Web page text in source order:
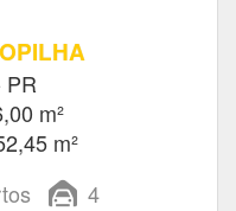
PR
m²
m²
4